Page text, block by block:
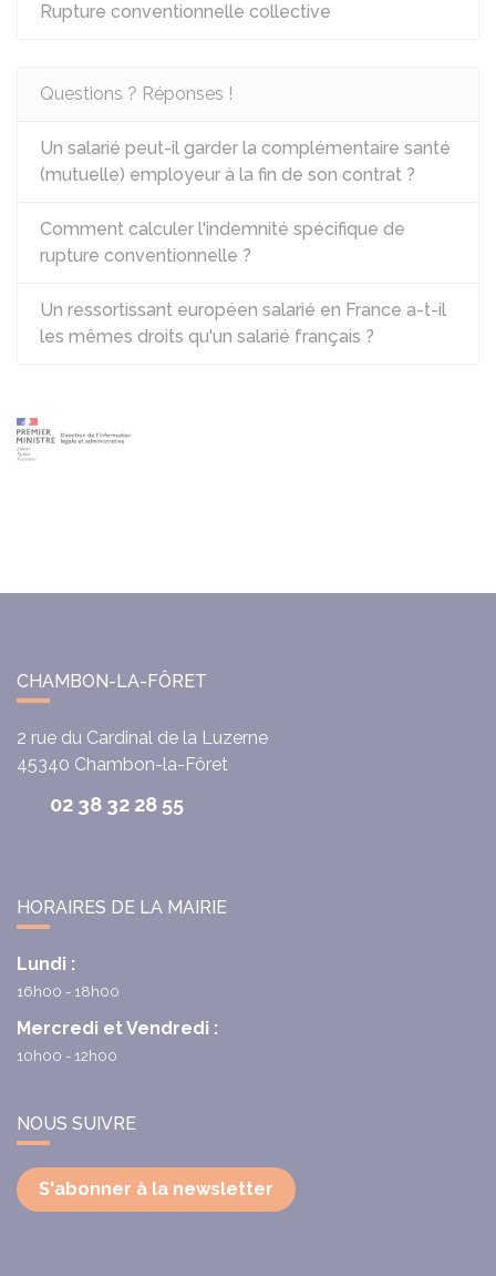
Rupture conventionnelle collective
Questions ? Réponses !
Un salarié peut-il garder la complémentaire santé
(mutuelle) employeur à la fin de son contrat ?
Comment calculer l'indemnité spécifique de
rupture conventionnelle ?
Un ressortissant européen salarié en France a-t-il
les mêmes droits qu'un salarié français ?
CHAMBON-LA-FÔRET
2 rue du Cardinal de la Luzerne
45340 Chambon-la-Fôret
02 38 32 28 55
HORAIRES DE LA MAIRIE
Lundi :
16h00 - 18h00
Mercredi et Vendredi :
10h00 - 12h00
NOUS SUIVRE
S'abonner à la newsletter